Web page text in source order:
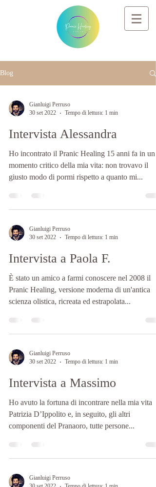
Blog
Gianluigi Perruso
30 set 2022
Tempo di lettura: 1 min
Intervista Alessandra
Ho incontrato il Pranic Healing 15 anni fa in un
momento critico della mia vita: non trovavo il
giusto modo di pormi rispetto a quanto mi...
Gianluigi Perruso
30 set 2022
Tempo di lettura: 1 min
Intervista a Paola F.
È stato un amico a farmi conoscere nel 2008 il
Pranic Healing, versione moderna di un'antica
scienza olistica, ricreata ed estrapolata...
Gianluigi Perruso
30 set 2022
Tempo di lettura: 1 min
Intervista a Massimo
Ho avuto la fortuna di incontrare nella mia vita
Patrizia D’Ippolito e, in seguito, gli altri
componenti del Pranaoro, tutte persone...
Gianluigi Perruso